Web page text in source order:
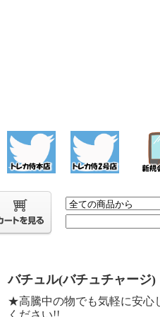
バチュル(バチュチャージ)
★高騰中の物でも気軽に安心
ください!!